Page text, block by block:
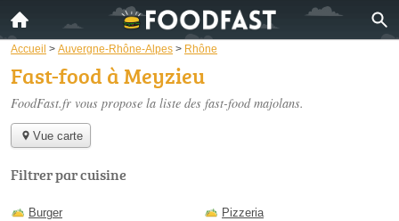
Accueil > Auvergne-Rhône-Alpes > Rhône
Fast-food à Meyzieu
FoodFast.fr vous propose la liste des fast-food majolans.
Vue carte
Filtrer par cuisine
Burger
Pizzeria